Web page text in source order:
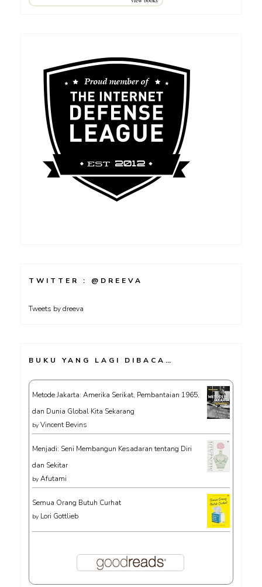
TWITTER : @DREEVA
Tweets by dreeva
BUKU YANG LAGI DIBACA…
Metode Jakarta: Amerika Serikat, Pembantaian 1965,
dan Dunia Global Kita Sekarang
by Vincent Bevins
Menjadi: Seni Membangun Kesadaran tentang Diri
dan Sekitar
by Afutami
Semua Orang Butuh Curhat
by Lori Gottlieb